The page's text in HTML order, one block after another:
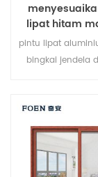
lipat hitam
besar
tahan
pintu lipat
bingkai jendela
anti-pencurian
berbagai jenis
kebutuhan